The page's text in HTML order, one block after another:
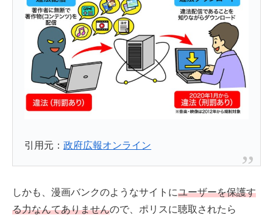
引用元：政府広報オンライン
しかも、漫画バンクのようなサイトにユーザーを保護す
る力なんてありませんので、ポリスに聴取されたら